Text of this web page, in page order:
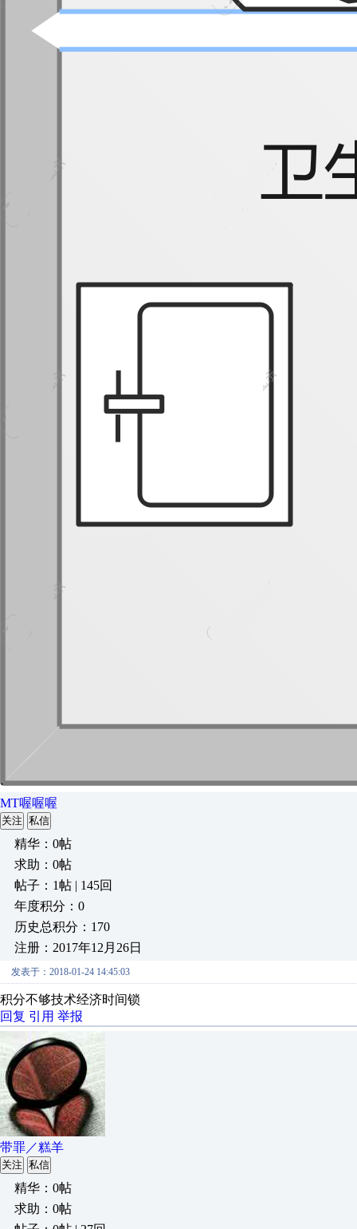
MT喔喔喔
关注 私信
精华：0帖
求助：0帖
帖子：1帖 | 145回
年度积分：0
历史总积分：170
注册：2017年12月26日
发表于：2018-01-24 14:45:03
积分不够技术经济时间锁
回复 引用 举报
带罪／糕羊
关注 私信
精华：0帖
求助：0帖